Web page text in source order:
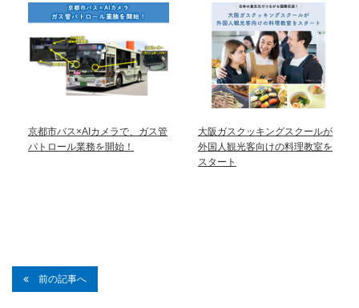
京都市バス×AIカメラで、ガス管
パトロール業務を開始！
大阪ガスクッキングスクールが
外国人観光客向けの料理教室を
スタート
前の記事へ